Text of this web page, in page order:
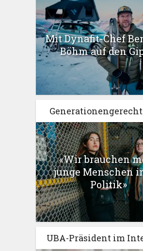
Mit Dynafit-Chef
Böhm auf den
«Wir brauchen
junge Menschen
Politik»
UBA-Präsident im